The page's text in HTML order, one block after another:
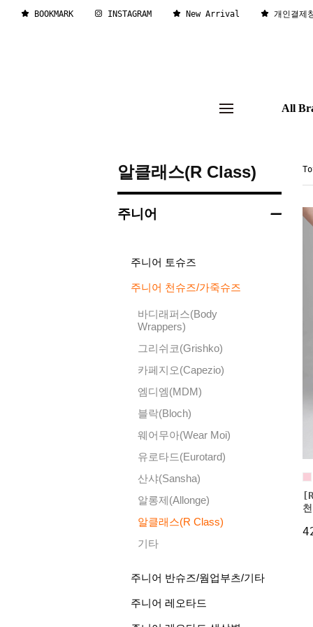
BOOKMARK INSTAGRAM New Arrival 개인결제
All
알클래스(R Class)
주니어
주니어 토슈즈
주니어 천슈즈/가죽슈즈
바디래퍼스(Body
Wrappers)
그리쉬코(Grishko)
카페지오(Capezio)
엠디엠(MDM)
블락(Bloch)
웨어무아(Wear Moi)
유로타드(Eurotard)
산샤(Sansha)
알롱제(Allonge)
알클래스(R Class)
기타
주니어 반슈즈/웜업부츠/기타
주니어 레오타드